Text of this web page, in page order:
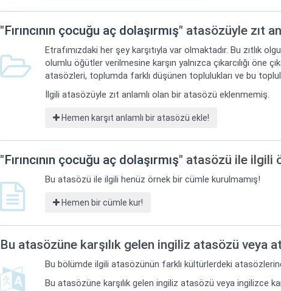
"Fırıncının çocuğu aç dolaşırmış" atasözüyle zıt
Etrafımızdaki her şey karşıtıyla var olmaktadır. Bu zıtlık
olumlu öğütler verilmesine karşın yalnızca çıkarcılığı öne
atasözleri, toplumda farklı düşünen toplulukları ve bu
İlgili atasözüyle zıt anlamlı olan bir atasözü eklenmemiş.
Hemen karşıt anlamlı bir atasözü ekle!
"Fırıncının çocuğu aç dolaşırmış" atasözü ile ilgili
Bu atasözü ile ilgili henüz örnek bir cümle kurulmamış!
Hemen bir cümle kur!
Bu atasözüne karşılık gelen ingiliz atasözü veya
Bu bölümde ilgili atasözünün farklı kültürlerdeki
Bu atasözüne karşılık gelen ingiliz atasözü veya ingilizce